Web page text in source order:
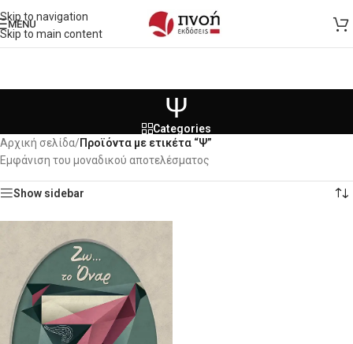
Skip to navigation
Skip to main content
MENU
Ψ
Categories
Αρχική σελίδα/Προϊόντα με ετικέτα “Ψ”
Εμφάνιση του μοναδικού αποτελέσματος
Show sidebar